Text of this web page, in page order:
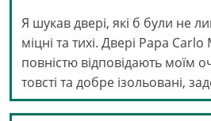
Я шукав двері, які б були не
міцні та тихі. Двері Papa
повністю відповідають моїм
товсті та добре ізольовані,